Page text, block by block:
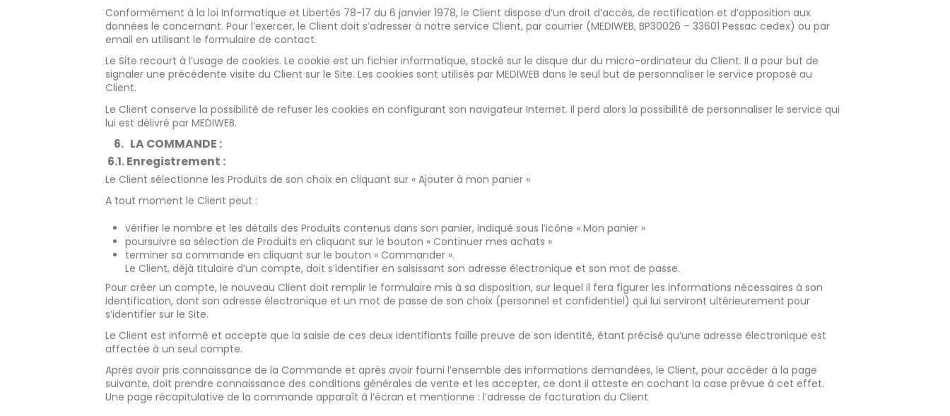
Conformément à la loi Informatique et Libertés 78-17 du 6 janvier 1978, le Client dispose d’un droit d’accès, de rectification et d’opposition aux
données le concernant. Pour l’exercer, le Client doit s’adresser à notre service Client, par courrier (MEDIWEB, BP30026 – 33601 Pessac cedex) ou par
email en utilisant le formulaire de contact.
Le Site recourt à l’usage de cookies. Le cookie est un fichier informatique, stocké sur le disque dur du micro-ordinateur du Client. Il a pour but de
signaler une précédente visite du Client sur le Site. Les cookies sont utilisés par MEDIWEB dans le seul but de personnaliser le service proposé au
Client.
Le Client conserve la possibilité de refuser les cookies en configurant son navigateur Internet. Il perd alors la possibilité de personnaliser le service qui
lui est délivré par MEDIWEB.
6. LA COMMANDE :
6.1. Enregistrement :
Le Client sélectionne les Produits de son choix en cliquant sur « Ajouter à mon panier »
A tout moment le Client peut :
vérifier le nombre et les détails des Produits contenus dans son panier, indiqué sous l’icône « Mon panier »
poursuivre sa sélection de Produits en cliquant sur le bouton « Continuer mes achats »
terminer sa commande en cliquant sur le bouton « Commander ».
Le Client, déjà titulaire d’un compte, doit s’identifier en saisissant son adresse électronique et son mot de passe.
Pour créer un compte, le nouveau Client doit remplir le formulaire mis à sa disposition, sur lequel il fera figurer les informations nécessaires à son
identification, dont son adresse électronique et un mot de passe de son choix (personnel et confidentiel) qui lui serviront ultérieurement pour
s’identifier sur le Site.
Le Client est informé et accepte que la saisie de ces deux identifiants faille preuve de son identité, étant précisé qu’une adresse électronique est
affectée à un seul compte.
Après avoir pris connaissance de la Commande et après avoir fourni l’ensemble des informations demandées, le Client, pour accéder à la page
suivante, doit prendre connaissance des conditions générales de vente et les accepter, ce dont il atteste en cochant la case prévue à cet effet.
Une page récapitulative de la commande apparaît à l’écran et mentionne : l’adresse de facturation du Client